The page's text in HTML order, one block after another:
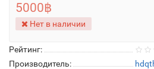
Рейтинг:
Производитель:
5000฿
Нет в наличии